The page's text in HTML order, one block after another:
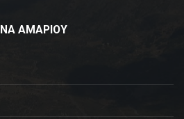
ΑΜΑΡΙΟΥ